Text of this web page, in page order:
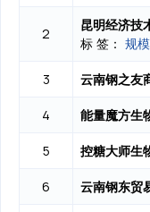
2
昆明经济技
标 签： 规
3 云南钢之友
4 能量魔方生
5 控糖大师生
6 云南钢东贸